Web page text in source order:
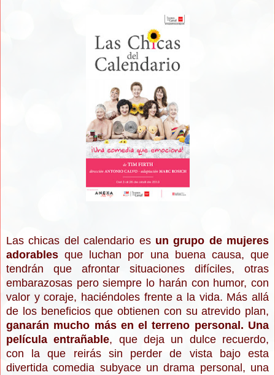
Las chicas del calendario es un grupo de mujeres
adorablesque luchan por una buena causa, que
tendrán que afrontar situaciones difíciles, otras
embarazosas pero siempre lo harán con humor, con
valor y coraje, haciéndoles frente a la vida. Más allá
de los beneficios que obtienen con su atrevido plan,
ganarán mucho más en el terreno personal. Una
película entrañable, que deja un dulce recuerdo,
con la que reirás sin perder de vista bajo esta
divertida comedia subyace un drama personal, una